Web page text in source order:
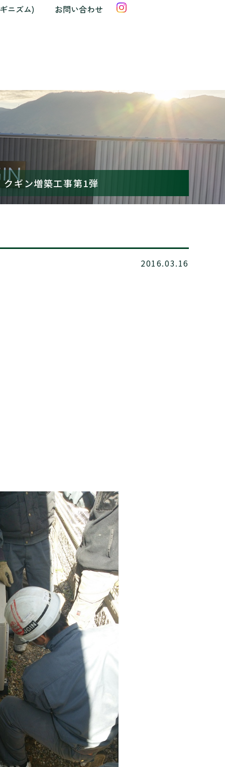
ニズム) お問い合わせ
ギン増築工事第1弾
2016.03.16